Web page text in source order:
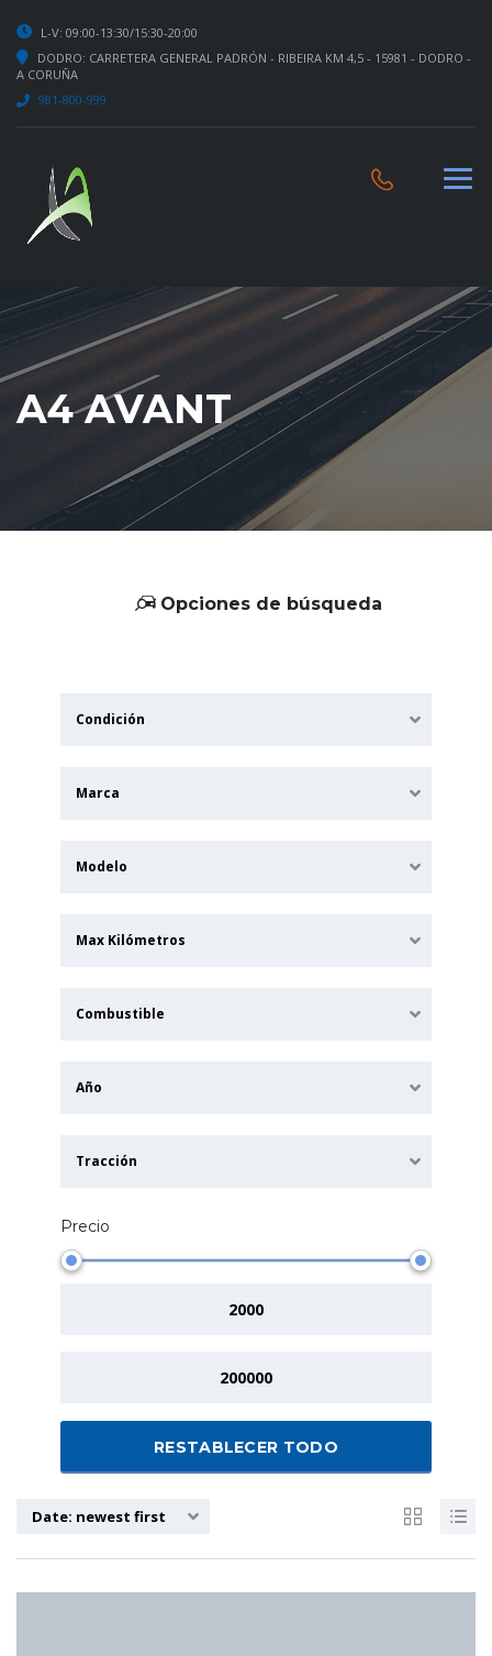
L-V: 09:00-13:30/15:30-20:00
DODRO: CARRETERA GENERAL PADRÓN - RIBEIRA KM 4,5 - 15981 - DODRO -
A CORUÑA
981-800-999
A4 AVANT
Opciones de búsqueda
Condición
Marca
Modelo
Max Kilómetros
Combustible
Año
Tracción
Precio
RESTABLECER TODO
Date: newest first